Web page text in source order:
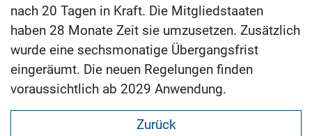
nach 20 Tagen in Kraft. Die Mitgliedstaaten
haben 28 Monate Zeit sie umzusetzen. Zusätzlich
wurde eine sechsmonatige Übergangsfrist
eingeräumt. Die neuen Regelungen finden
voraussichtlich ab 2029 Anwendung.
Zurück